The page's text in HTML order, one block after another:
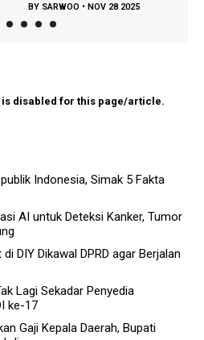
BY SARWOO • NOV 28 2025
disabled for this page/article.
Indonesia, Simak 5 Fakta
AI untuk Deteksi Kanker, Tumor
DIY Dikawal DPRD agar Berjalan
Lagi Sekadar Penyedia
ke-17
Gaji Kepala Daerah, Bupati